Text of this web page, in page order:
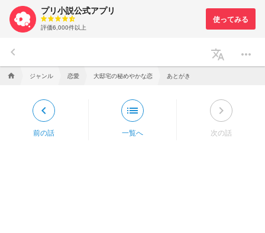
プリ小説公式アプリ
評価6,000件以上
keyboard_arrow_left translate more_horiz
home ジャンル 恋愛 大邸宅の秘めやかな恋 あとがき
keyboard_arrow_left
前の話
list
一覧へ
keyboard_arrow_right
次の話